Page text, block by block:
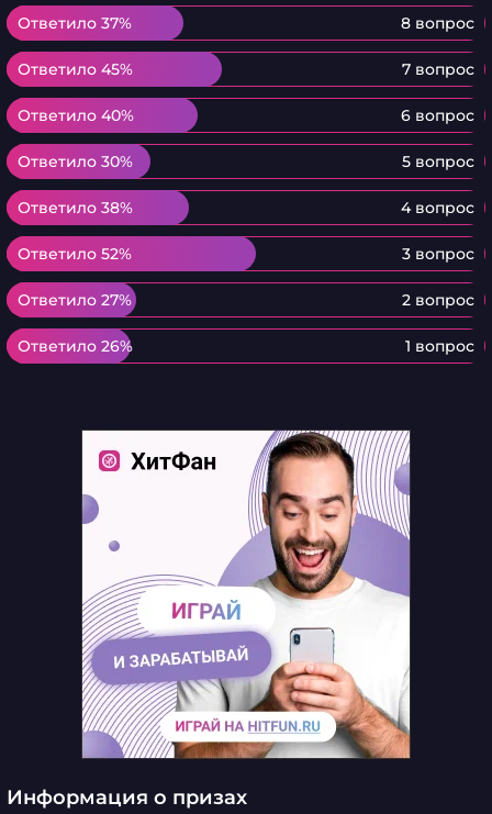
Ответило 37% 8 вопрос
Ответило 37%
Ответило 45% 7 вопрос
Ответило 45%
Ответило 40% 6 вопрос
Ответило 40%
Ответило 30% 5 вопрос
Ответило 30%
Ответило 38% 4 вопрос
Ответило 38%
Ответило 52% 3 вопрос
Ответило 52%
Ответило 27% 2 вопрос
Ответило 27%
Ответило 26% 1 вопрос
Ответило 26%
Информация о призах